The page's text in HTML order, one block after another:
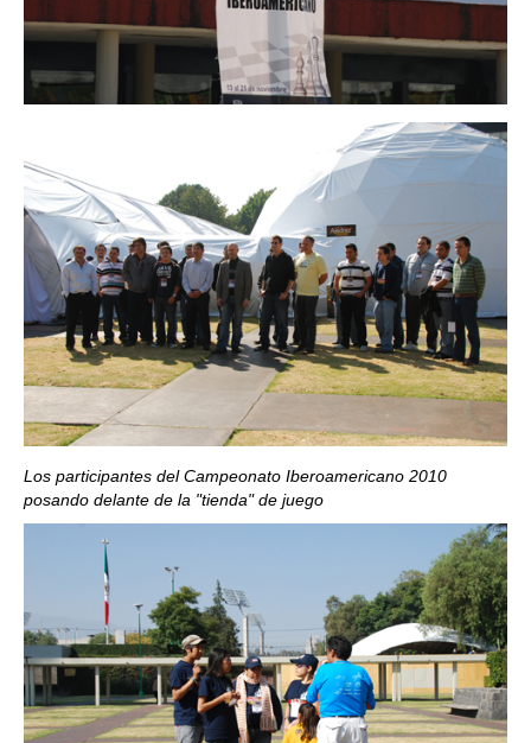
Los participantes del Campeonato Iberoamericano 2010
posando delante de la "tienda" de juego